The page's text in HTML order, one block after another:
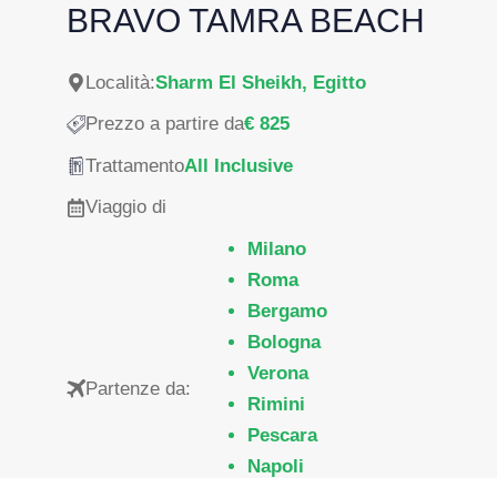
BRAVO TAMRA BEACH
Località:Sharm El Sheikh, Egitto
Prezzo a partire da€ 825
TrattamentoAll Inclusive
Viaggio di
Partenze da:
Milano
Roma
Bergamo
Bologna
Verona
Rimini
Pescara
Napoli